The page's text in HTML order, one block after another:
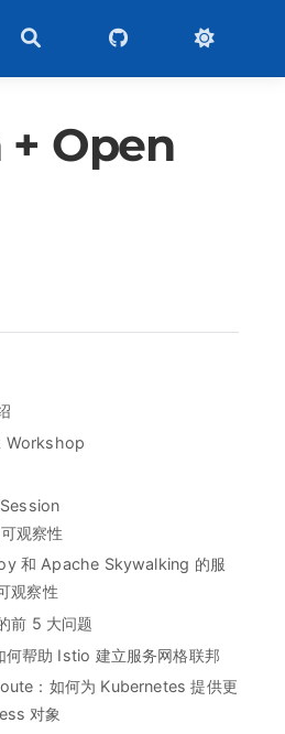
+ Open
Workshop
观察性
和 Apache Skywalking 的服
观察性
前 5 大问题
何帮助 Istio 建立服务网格联邦
：如何为 Kubernetes 提供更
对象